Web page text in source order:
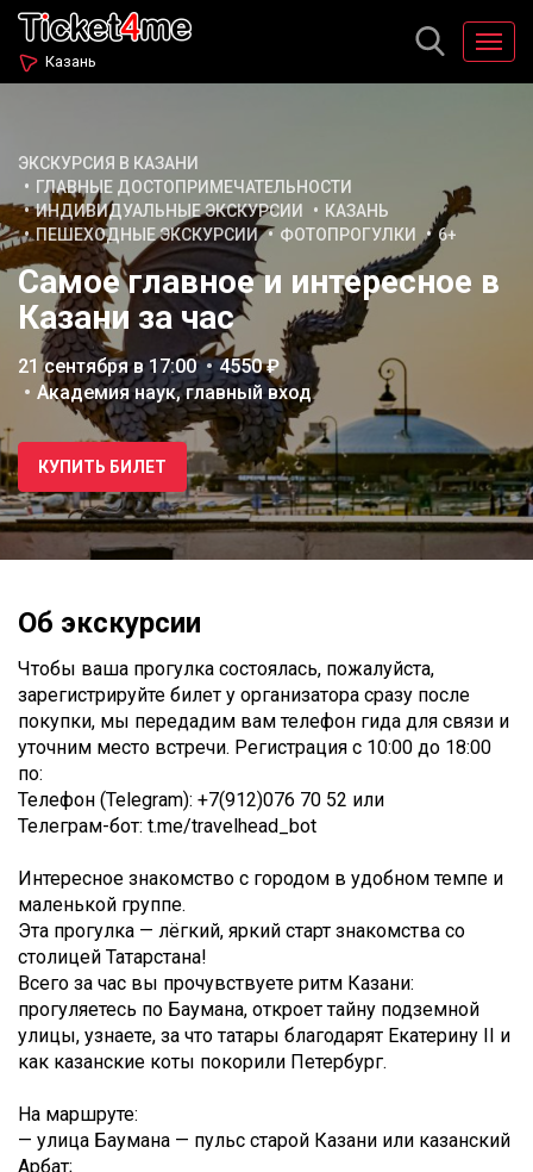
Казань
ЭКСКУРСИЯ В КАЗАНИ
ГЛАВНЫЕ ДОСТОПРИМЕЧАТЕЛЬНОСТИ
ИНДИВИДУАЛЬНЫЕ ЭКСКУРСИИ
КАЗАНЬ
ПЕШЕХОДНЫЕ ЭКСКУРСИИ
ФОТОПРОГУЛКИ 6+
Самое главное и интересное в
Казани за час
21 сентября в 17:00
4550 ₽
Академия наук, главный вход
КУПИТЬ БИЛЕТ
Об экскурсии
Чтобы ваша прогулка состоялась, пожалуйста,
зарегистрируйте билет у организатора сразу после
покупки, мы передадим вам телефон гида для связи и
уточним место встречи. Регистрация с 10:00 до 18:00
по:
Телефон (Telegram): +7(912)076 70 52 или
Телеграм-бот: t.me/travelhead_bot
Интересное знакомство с городом в удобном темпе и
маленькой группе.
Эта прогулка — лёгкий, яркий старт знакомства со
столицей Татарстана!
Всего за час вы прочувствуете ритм Казани:
прогуляетесь по Баумана, откроет тайну подземной
улицы, узнаете, за что татары благодарят Екатерину II и
как казанские коты покорили Петербург.
На маршруте:
— улица Баумана — пульс старой Казани или казанский
Арбат;